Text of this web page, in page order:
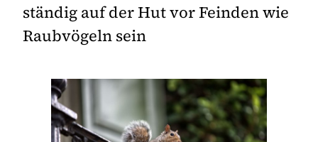
ständig auf der Hut vor Feinden wie
Raubvögeln sein